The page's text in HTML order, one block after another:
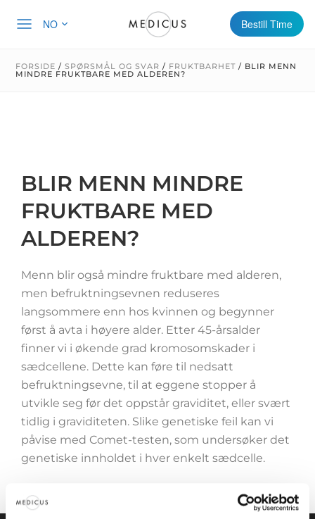
NO Bestill Time
FORSIDE / SPØRSMÅL OG SVAR / FRUKTBARHET / BLIR MENN
MINDRE FRUKTBARE MED ALDEREN?
BLIR MENN MINDRE
FRUKTBARE MED
ALDEREN?
Menn blir også mindre fruktbare med alderen,
men befruktningsevnen reduseres
langsommere enn hos kvinnen og begynner
først å avta i høyere alder. Etter 45-årsalder
finner vi i økende grad kromosomskader i
sædcellene. Dette kan føre til nedsatt
befruktningsevne, til at eggene stopper å
utvikle seg før det oppstår graviditet, eller svært
tidlig i graviditeten. Slike genetiske feil kan vi
påvise med Comet-testen, som undersøker det
genetiske innholdet i hver enkelt sædcelle.